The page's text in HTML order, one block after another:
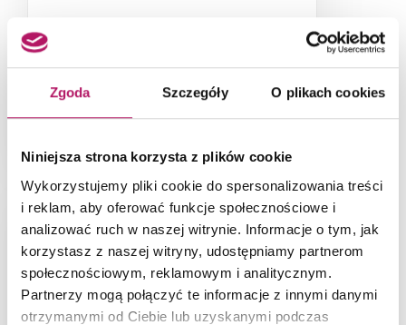
Zgoda Szczegóły O plikach cookies
Niniejsza strona korzysta z plików cookie
Wykorzystujemy pliki cookie do spersonalizowania treści
i reklam, aby oferować funkcje społecznościowe i
analizować ruch w naszej witrynie. Informacje o tym, jak
korzystasz z naszej witryny, udostępniamy partnerom
społecznościowym, reklamowym i analitycznym.
Partnerzy mogą połączyć te informacje z innymi danymi
otrzymanymi od Ciebie lub uzyskanymi podczas
do sypialni?
Ogromne znaczenie i wpływ na
nasze samopoczucie ma
przebywamy. Sypialnia jest
miejscem...